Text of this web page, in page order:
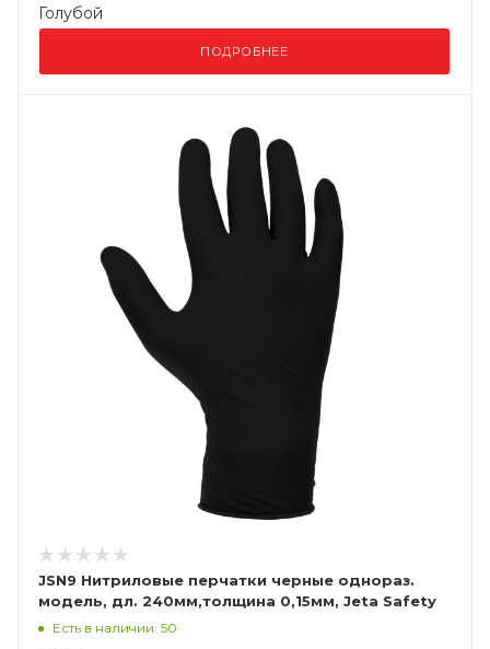
Голубой
ПОДРОБНЕЕ
JSN9 Нитриловые перчатки черные однораз.
модель, дл. 240мм,толщина 0,15мм, Jeta Safety
Есть в наличии: 50